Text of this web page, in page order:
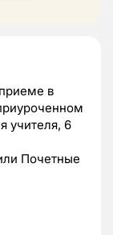
в
учителя, 6
Почетные